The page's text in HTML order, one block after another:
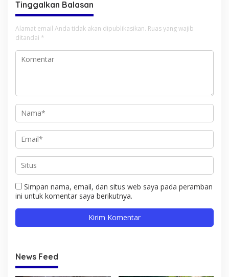
Tinggalkan Balasan
Alamat email Anda tidak akan dipublikasikan. Ruas yang wajib
ditandai *
Simpan nama, email, dan situs web saya pada peramban
ini untuk komentar saya berikutnya.
News Feed